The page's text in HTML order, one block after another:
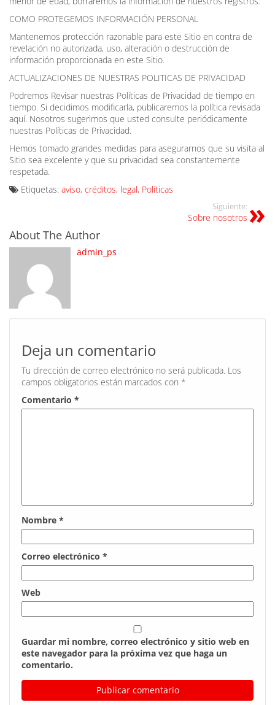
COMO PROTEGEMOS INFORMACIÓN PERSONAL
Mantenemos protección razonable para este Sitio en contra de
revelación no autorizada, uso, alteración o destrucción de
información proporcionada en este Sitio.
ACTUALIZACIONES DE NUESTRAS POLITICAS DE PRIVACIDAD
Podremos Revisar nuestras Políticas de Privacidad de tiempo en
tiempo. Si decidimos modificarla, publicaremos la política revisada
aquí. Nosotros sugerimos que usted consulte periódicamente
nuestras Políticas de Privacidad.
Hemos tomado grandes medidas para asegurarnos que su visita al
Sitio sea excelente y que su privacidad sea constantemente
respetada.
Etiquetas: aviso, créditos, legal, Políticas
Siguiente:
Sobre nosotros
About The Author
admin_ps
Deja un comentario
Tu dirección de correo electrónico no será publicada. Los
campos obligatorios están marcados con *
Comentario *
Nombre *
Correo electrónico *
Web
Guardar mi nombre, correo electrónico y sitio web en
este navegador para la próxima vez que haga un
comentario.